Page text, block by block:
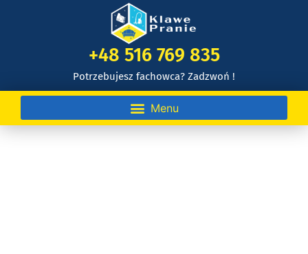
+48 516 769 835
Potrzebujesz fachowca? Zadzwoń !